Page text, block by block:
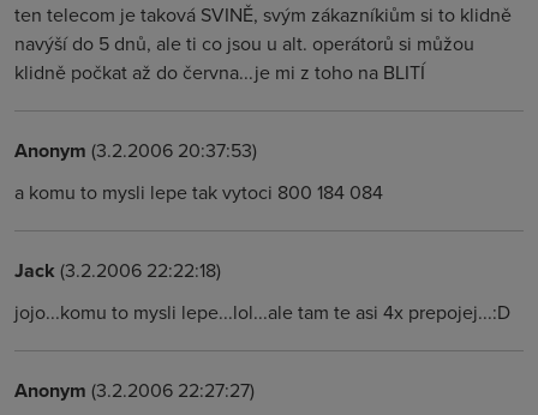
ten telecom je taková SVINĚ, svým zákazníkiům si to klidně
navýší do 5 dnů, ale ti co jsou u alt. operátorů si můžou
klidně počkat až do června...je mi z toho na BLITÍ
Anonym (3.2.2006 20:37:53)
a komu to mysli lepe tak vytoci 800 184 084
Jack (3.2.2006 22:22:18)
jojo...komu to mysli lepe...lol...ale tam te asi 4x prepojej...:D
Anonym (3.2.2006 22:27:27)